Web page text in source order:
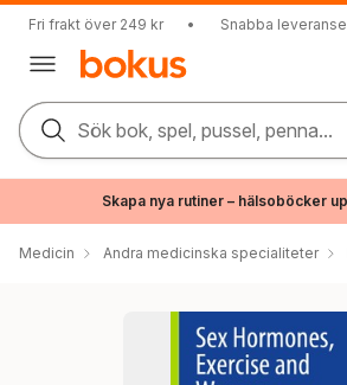
Fri frakt över 249 kr • Snabba
Sök bok, spel, pussel, penna...
Skapa nya rutiner – hälsoböcker
Medicin Andra medicinska specialiteter